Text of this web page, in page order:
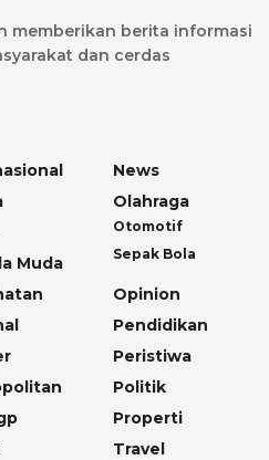
memberikan berita informasi
dan cerdas
Muda
News
Olahraga
Otomotif
Sepak Bola
Opinion
Pendidikan
Peristiwa
Politik
Properti
Travel